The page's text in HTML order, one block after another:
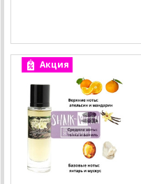
Акция